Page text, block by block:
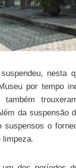
nesta
por tempo
da suspensão
suspensos o
limpeza.